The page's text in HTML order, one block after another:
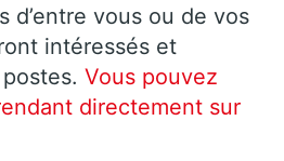
d’entre vous ou de vos
intéressés et
Vous pouvez
directement sur